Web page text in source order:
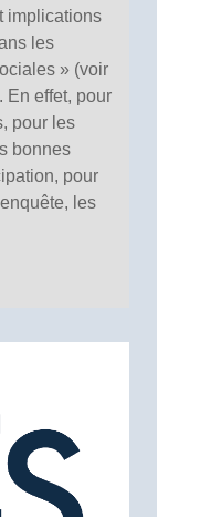
implications
les
» (voir
En effet, pour
pour les
bonnes
pour
les